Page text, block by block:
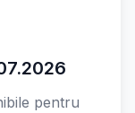
pentru